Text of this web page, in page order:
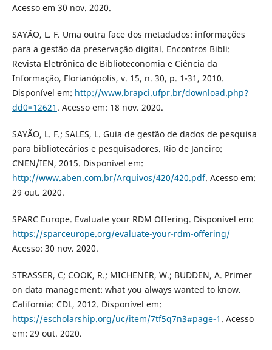
Acesso em 30 nov. 2020.
SAYÃO, L. F. Uma outra face dos metadados: informações
para a gestão da preservação digital. Encontros Bibli:
Revista Eletrônica de Biblioteconomia e Ciência da
Informação, Florianópolis, v. 15, n. 30, p. 1-31, 2010.
Disponível em: http://www.brapci.ufpr.br/download.php?
dd0=12621 . Acesso em: 18 nov. 2020.
SAYÃO, L. F.; SALES, L. Guia de gestão de dados de pesquisa
para bibliotecários e pesquisadores. Rio de Janeiro:
CNEN/IEN, 2015. Disponível em:
http://www.aben.com.br/Arquivos/420/420.pdf. Acesso em:
29 out. 2020.
SPARC Europe. Evaluate your RDM Offering. Disponível em:
https://sparceurope.org/evaluate-your-rdm-offering/
Acesso: 30 nov. 2020.
STRASSER, C; COOK, R.; MICHENER, W.; BUDDEN, A. Primer
on data management: what you always wanted to know.
California: CDL, 2012. Disponível em:
https://escholarship.org/uc/item/7tf5q7n3#page-1 . Acesso
em: 29 out. 2020.